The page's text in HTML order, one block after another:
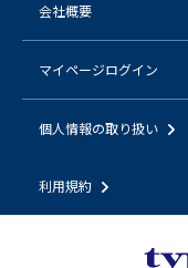
会社概要
マイページログイン
個人情報の取り扱い
利用規約